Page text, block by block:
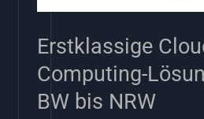
Erstklassige
Computing-
BW bis NRW
BW
bis
NRW